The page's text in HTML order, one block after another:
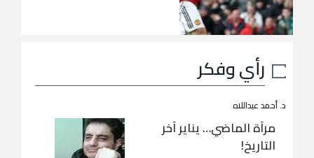
رأي وفكر
د. أحمد عبداللاه
مرآة الماضي… يناير آخر
التاريخ!